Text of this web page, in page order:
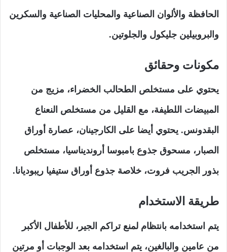
الحافظة والألوان الصناعية والمحليات الصناعية والسكرين
والبروبيلين جليكول والجلوتين.
مكونات وحقائق
يحتوي على مستخلص الطحالب الخضراء، مزيج من
المبيضات اللطيفة، مع القليل من مستخلص النعناع
البقدونس. يحتوي أيضا على الكارجينان، عصارة أوراق
الصبار، مسحوق جذوع بامبوسا أرونديناسيا، مستخلص
بذور الجريب فروت، خلاصة جذوع أوراق ستيفيا ريبوديانا.
طريقة الاستخدام
يتم استخدامه بانتظام لمنع تراكم الجير، للأطفال الأكبر
من عامين والبالغين، يتم استخدامه بعد الوجبات أو مرتين